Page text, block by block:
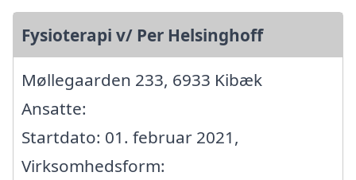
Fysioterapi v/ Per Helsinghoff
Møllegaarden 233, 6933 Kibæk
Ansatte:
Startdato: 01. februar 2021,
Virksomhedsform: